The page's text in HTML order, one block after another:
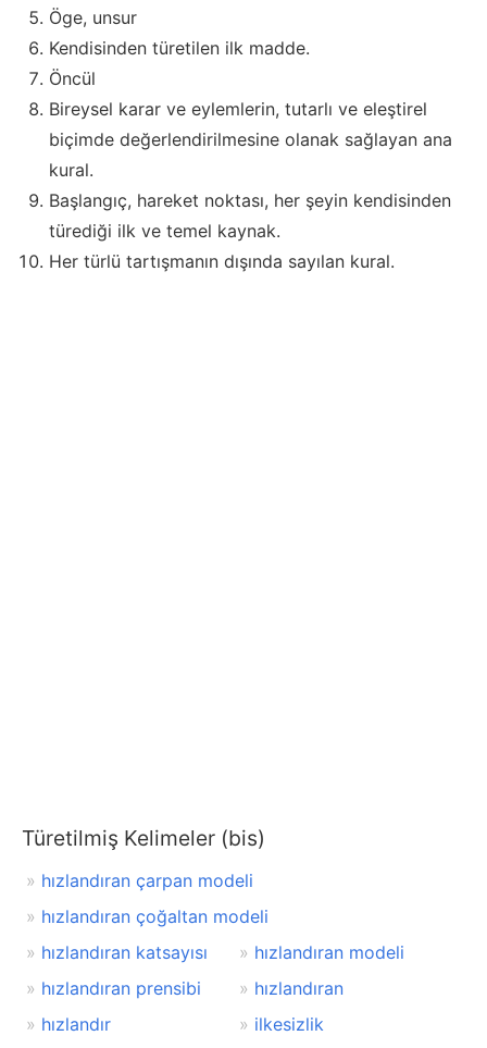
Öge, unsur
Kendisinden türetilen ilk madde.
Öncül
Bireysel karar ve eylemlerin, tutarlı ve eleştirel
biçimde değerlendirilmesine olanak sağlayan ana
kural.
Başlangıç, hareket noktası, her şeyin kendisinden
türediği ilk ve temel kaynak.
Her türlü tartışmanın dışında sayılan kural.
Türetilmiş Kelimeler (bis)
hızlandıran çarpan modeli
hızlandıran çoğaltan modeli
hızlandıran katsayısı
hızlandıran modeli
hızlandıran prensibi
hızlandıran
hızlandır
ilkesizlik